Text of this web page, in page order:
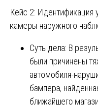
Кейс 2: Идентификация
камеры наружного
Суть дела: В
были причинены
автомобиля-
бампера,
ближайшего